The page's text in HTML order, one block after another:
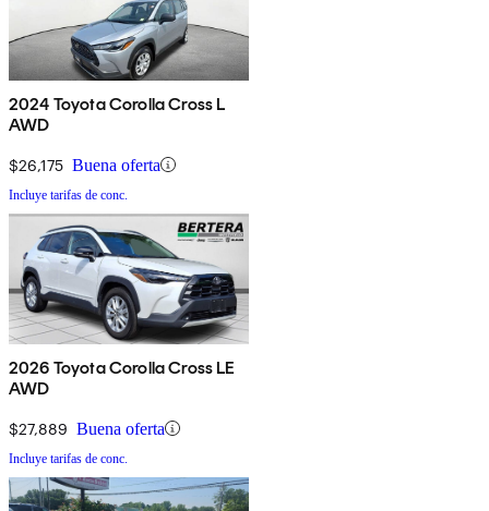
2024 Toyota Corolla Cross L
AWD
$26,175 Buena oferta
Incluye tarifas de conc.
2026 Toyota Corolla Cross LE
AWD
$27,889 Buena oferta
Incluye tarifas de conc.